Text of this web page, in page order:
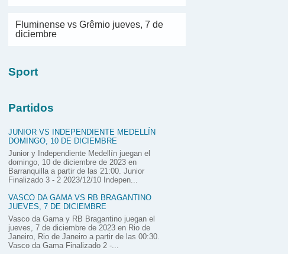
Fluminense vs Grêmio jueves, 7 de
diciembre
Sport
Partidos
JUNIOR VS INDEPENDIENTE MEDELLÍN
DOMINGO, 10 DE DICIEMBRE
Junior y Independiente Medellín juegan el
domingo, 10 de diciembre de 2023 en
Barranquilla a partir de las 21:00. Junior
Finalizado 3 - 2 2023/12/10 Indepen...
VASCO DA GAMA VS RB BRAGANTINO
JUEVES, 7 DE DICIEMBRE
Vasco da Gama y RB Bragantino juegan el
jueves, 7 de diciembre de 2023 en Rio de
Janeiro, Rio de Janeiro a partir de las 00:30.
Vasco da Gama Finalizado 2 -...